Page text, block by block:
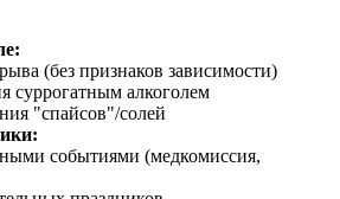
(без признаков зависимости)
суррогатным алкоголем
"спайсов"/солей
событиями (медкомиссия,